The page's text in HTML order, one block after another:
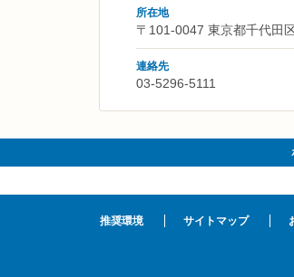
所在地
〒101-0047 東京都千代田
連絡先
03-5296-5111
推奨環境 サイトマップ